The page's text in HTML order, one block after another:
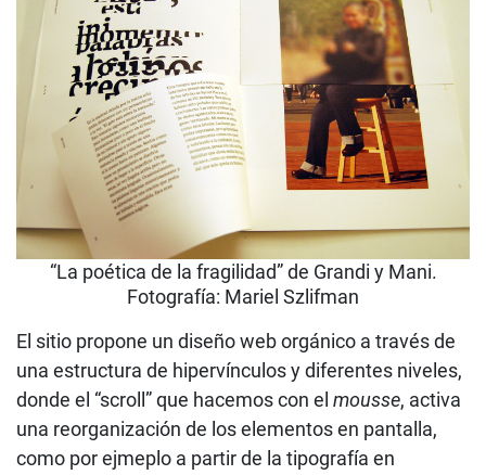
“La poética de la fragilidad” de Grandi y Mani.
Fotografía: Mariel Szlifman
El sitio propone un diseño web orgánico a través de
una estructura de hipervínculos y diferentes niveles,
donde el “scroll” que hacemos con el mousse, activa
una reorganización de los elementos en pantalla,
como por ejmeplo a partir de la tipografía en